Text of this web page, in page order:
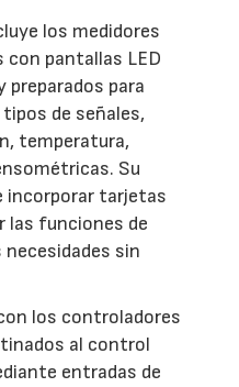
los medidores
con pantallas LED
preparados para
de señales,
temperatura,
Su
incorporar tarjetas
las funciones de
sin
los controladores
al control
entradas de